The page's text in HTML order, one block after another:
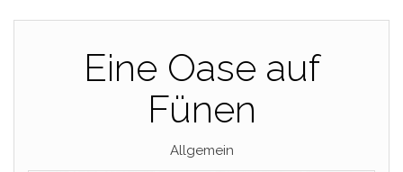
Eine Oase auf
Fünen
Allgemein